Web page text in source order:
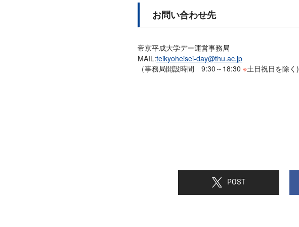
お問い合わせ先
帝京平成大学デー運営事務局
MAIL:teikyoheisei-day@thu.ac.jp
（事務局開設時間 9:30～18:30 ※土日祝日を除く)
POST